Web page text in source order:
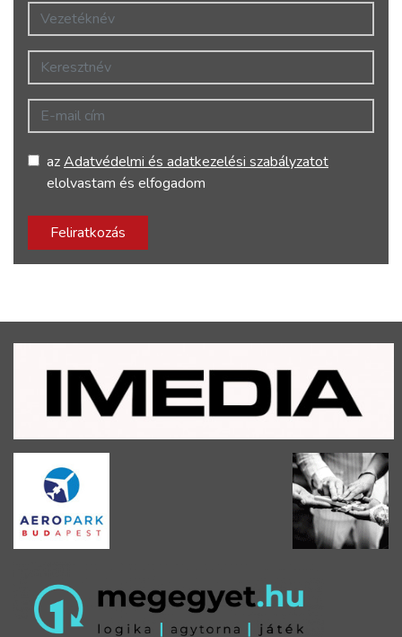
Vezetéknév
Keresztnév
E-mail cím
azAdatvédelmi és adatkezelési szabályzatot
elolvastam és elfogadom
Feliratkozás